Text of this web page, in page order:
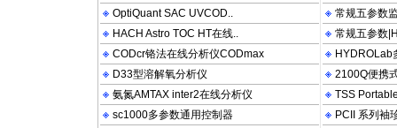
OptiQuant SAC UVCOD..
HACH Astro TOC HT在线..
CODcr铬法在线分析仪CODmax
D33型溶解氧分析仪
氨氮AMTAX inter2在线分析仪
sc1000多参数通用控制器
常规五参数
常规五参数
HYDROLab
2100Q便携
TSS
PCII 系列袖